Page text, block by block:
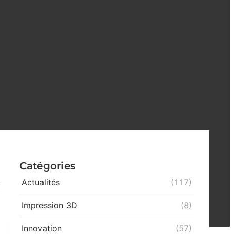
Catégories
Actualités (117)
Impression 3D (8)
Innovation (57)